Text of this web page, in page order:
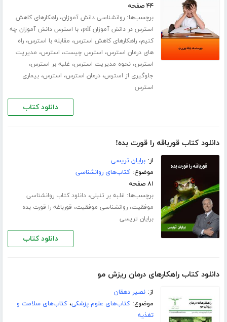
۴۴ صفحه
برچسب‌ها:روانشناسی دانش آموزان،راهکارهای کاهش
استرس در دانش آموزان pdf
،با استرس دانش آموزان چه
کنیم،راهکارهای کاهش استرس، مقابله با استرس،راه
های درمان استرس، استرس چیست، استرس، مدیریت
استرس،نحوه مدیریت استرس، غلبه بر استرس،
جلوگیری از استرس،درمان استرس، استرس،بیماری
استرس
دانلود کتاب
دانلود کتاب قورباقه را قورت بده!
از:برایان تریسی
موضوع:کتاب‌های روانشناسی
۸۱ صفحه
برچسب‌ها: غلبه بر تنبلی،دانلود کتاب روانشناسی
موفقیت،روانشناسی موفقیت، قورباغه را قورت بده
برایان تریسی
دانلود کتاب
دانلود کتاب راهکار‌های درمان ریزش مو
از:نصیر دهقان
موضوع:کتاب‌های علوم پزشکی،کتاب‌های سلامت و
تغذیه